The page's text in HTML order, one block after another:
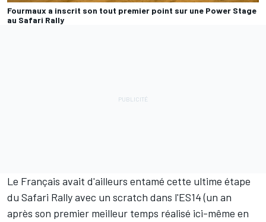
Fourmaux a inscrit son tout premier point sur une Power Stage
au Safari Rally
Le Français avait d'ailleurs entamé cette ultime étape
du Safari Rally avec un scratch dans l'ES14 (un an
après son premier meilleur temps réalisé ici-même en